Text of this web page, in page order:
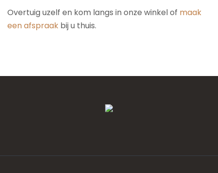
Overtuig uzelf en kom langs in onze winkel of maak
een afspraak bij u thuis.